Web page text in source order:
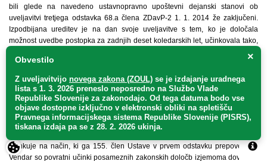
bili glede na navedeno ustavnopravno upoštevni dejanski stanovi ob
uveljavitvi tretjega odstavka 68.a člena ZDavP-2 1. 1. 2014 že zaključeni.
Izpodbijana ureditev je na dan svoje uveljavitve s tem, ko je določala
možnost uvedbe postopka za zadnjih deset koledarskih let, učinkovala tako,
predlagatelj. Uveljavila je torej obdavčitev tudi za dohodke od koledarskih let
2004 do (vključno) 2008, kljub temu, da so davčni zavezanci glede slednjih
že pridobili pravno varovano upravičenje zoper obdavčitev. Zato je v tem
delu tretji odstavek 68.a člena ZDavP-2 povratno učinkujoče posegel v že
zaključene pravne položaje prizadetih davčnih zavezancev.
40. Glede na navedeno tretji odstavek 68.a člena ZDavP-2, kolikor
učinkuje na način, ki ga 155. člen Ustave v prvem odstavku prepoveduje.
Vendar so povratni učinki posameznih zakonskih določb izjemoma dovoljeni
×
Obvestilo
Z uveljavitvijo novega zakona (ZOUL) se je izdajanje uradnega
lista s 1. 3. 2026 preneslo neposredno na Službo Vlade
Republike Slovenije za zakonodajo. Od tega datuma bodo vse
objave dostopne izključno v elektronski obliki na spletišču
Pravnega informacijskega sistema Republike Slovenije (PISRS),
tiskana izdaja pa se z 28. 2. 2026 ukinja.